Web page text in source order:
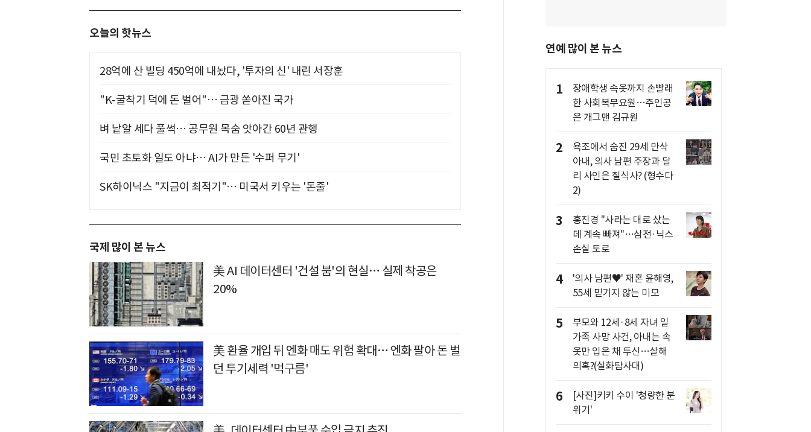
오늘의 핫뉴스
28억에 산 빌딩 450억에 내놨다, '투자의 신' 내린 서장훈
"K-굴착기 덕에 돈 벌어"… 금광 쏟아진 국가
벼 낱알 세다 풀썩… 공무원 목숨 앗아간 60년 관행
국민 초토화 일도 아냐… AI가 만든 '수퍼 무기'
SK하이닉스 "지금이 최적기"… 미국서 키우는 '돈줄'
국제 많이 본 뉴스
美 AI 데이터센터 '건설 붐'의 현실… 실제 착공은
20%
美 환율 개입 뒤 엔화 매도 위험 확대… 엔화 팔아 돈 벌
던 투기세력 '먹구름'
연예 많이 본 뉴스
1
장애학생 속옷까지 손빨래
한 사회복무요원…주인공
은 개그맨 김규원
2
욕조에서 숨진 29세 만삭
아내, 의사 남편 주장과 달
리 사인은 질식사? (형수다
2)
3
홍진경 "사라는 대로 샀는
데 계속 빠져"…삼전·닉스
손실 토로
4
'의사 남편♥' 재혼 윤해영,
55세 믿기지 않는 미모
5
부모와 12세·8세 자녀 일
가족 사망 사건, 아내는 속
옷만 입은 채 투신…살해
의혹?(실화탐사대)
6
[사진]키키 수이 '청량한 분
위기'